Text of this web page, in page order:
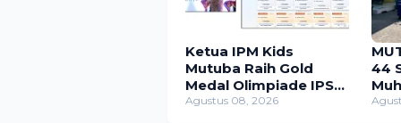
Ketua IPM Kids
Mutuba Raih Gold
Medal Olimpiade IPS
ME-AWARD 2026
Agustus 08, 2026
44